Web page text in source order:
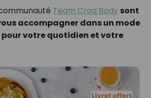
Team Croq’Body sont
accompagner dans un mode
pour votre quotidien et votre